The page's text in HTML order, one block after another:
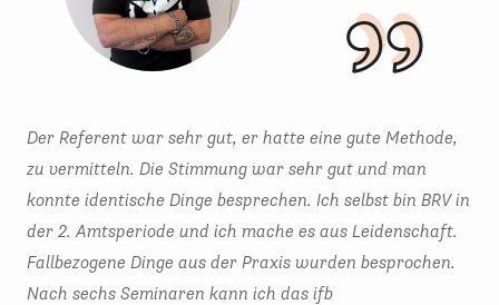
Der Referent war sehr gut, er hatte eine gute Methode,
zu vermitteln. Die Stimmung war sehr gut und man
konnte identische Dinge besprechen. Ich selbst bin BRV in
der 2. Amtsperiode und ich mache es aus Leidenschaft.
Fallbezogene Dinge aus der Praxis wurden besprochen.
Nach sechs Seminaren kann ich das ifb